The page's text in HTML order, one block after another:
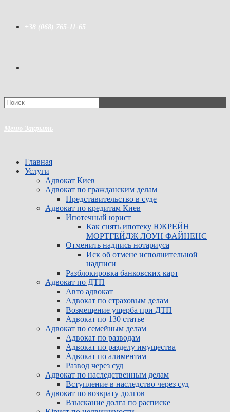
+38 (068) 765-11-65
поиск
Меню Закрыть
Главная
Услуги
Адвокат Киев
Адвокат по гражданским делам
Представительство в суде
Адвокат по кредитам Киев
Ипотечный юрист
Как снять ипотеку ЮКРЕЙН
МОРТГЕЙДЖ ЛОУН ФАЙНЕНС
Отменить надпись нотариуса
Иск об отмене исполнительной
надписи
Разблокировка банковских карт
Адвокат по ДТП
Авто адвокат
Адвокат по страховым делам
Возмещение ущерба при ДТП
Адвокат по 130 статье
Адвокат по семейным делам
Адвокат по разводам
Адвокат по разделу имущества
Адвокат по алиментам
Развод через суд
Адвокат по наследственным делам
Вступление в наследство через суд
Адвокат по возврату долгов
Взыскание долга по расписке